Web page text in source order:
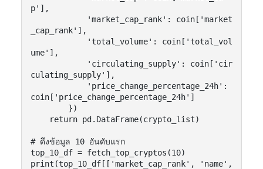
p'],
_cap_rank'],
ume'],
culating_supply'],
coin['price_change_percentage_24h']
# ดึงข้อมูล 10 อันดับแรก
top_10_df = fetch_top_cryptos(10)
print(top_10_df[['market_cap_rank', 'name',